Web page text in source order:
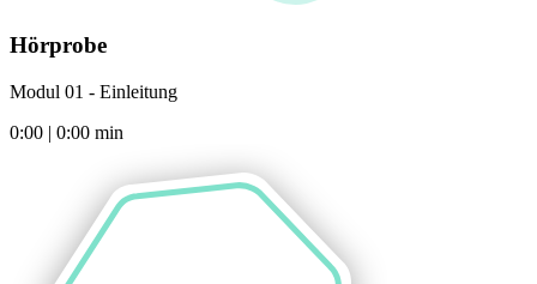
Hörprobe
Modul 01 - Einleitung
0:00 | 0:00 min